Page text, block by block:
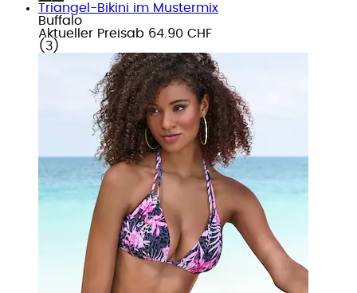
Triangel-Bikini im Mustermix
Buffalo
Aktueller Preisab 64.90 CHF
( 3 )